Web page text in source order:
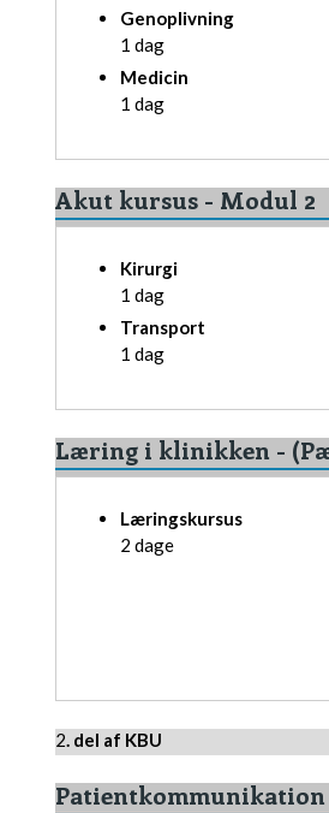
Genoplivning
1 dag
Medicin
1 dag
Akut kursus - Modul 2
Kirurgi
1 dag
Transport
1 dag
Læring i klinikken -
Læringskursus
​2 dage
​2. del af KBU
Patientkommunikation